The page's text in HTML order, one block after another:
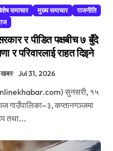
समाचार मुख्य समाचार
राजनीति
र पीडित पक्षबीच ७ बुँदे
र परिवारलाई राहत दिइने
खबर Jul 31, 2026
गाउँपालिका–३, कप्तानगञ्जमा
तथा...